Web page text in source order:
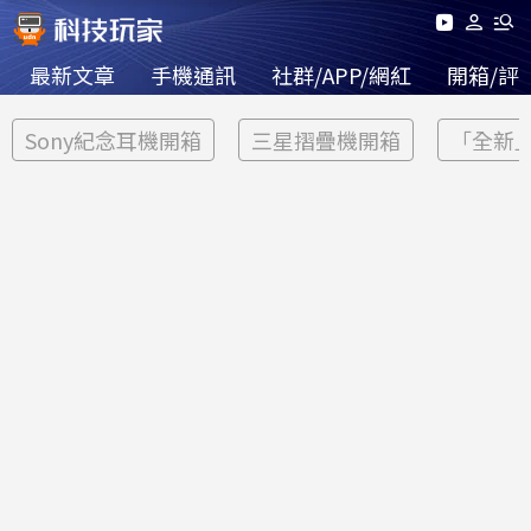
最新文章 手機通訊 社群/APP/網紅 開箱/評
Sony紀念耳機開箱 三星摺疊機開箱 「全新